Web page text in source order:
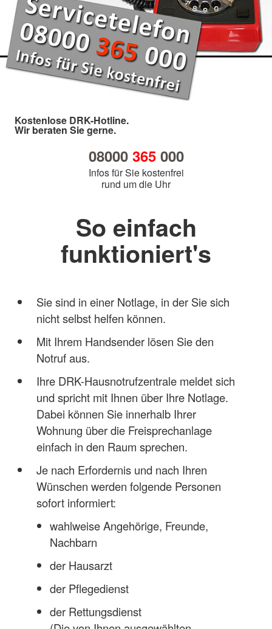
Kostenlose DRK-Hotline.
Wir beraten Sie gerne.
08000 365000
Infos für Sie kostenfrei
rund um die Uhr
So einfach
funktioniert's
Sie sind in einer Notlage, in der Sie sich
nicht selbst helfen können.
Mit Ihrem Handsender lösen Sie den
Notruf aus.
Ihre DRK-Hausnotrufzentrale meldet sich
und spricht mit Ihnen über Ihre Notlage.
Dabei können Sie innerhalb Ihrer
Wohnung über die Freisprechanlage
einfach in den Raum sprechen.
Je nach Erfordernis und nach Ihren
Wünschen werden folgende Personen
sofort informiert:
wahlweise Angehörige, Freunde,
Nachbarn
der Hausarzt
der Pflegedienst
der Rettungsdienst